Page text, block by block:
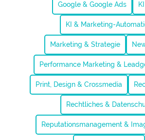
Google & Google Ads
KI & Marketing-
Marketing & Strategie
Performance Marketing &
Print, Design & Crossmedia
Rechtliches &
Reputationsmanagement &